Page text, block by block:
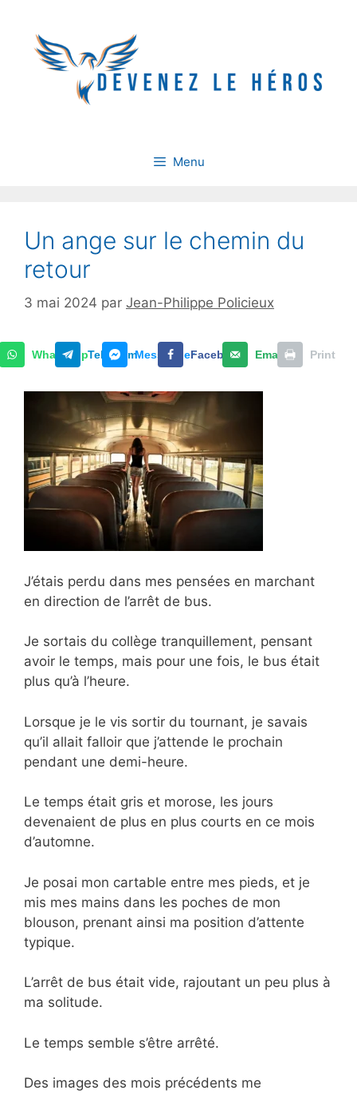
contenu
Menu
Un ange sur le chemin du
retour
3 mai 2024 par Jean-Philippe Policieux
WhatsAppTelegramMessengerFacebook Email Print
J’étais perdu dans mes pensées en marchant
en direction de l’arrêt de bus.
Je sortais du collège tranquillement, pensant
avoir le temps, mais pour une fois, le bus était
plus qu’à l’heure.
Lorsque je le vis sortir du tournant, je savais
qu’il allait falloir que j’attende le prochain
pendant une demi-heure.
Le temps était gris et morose, les jours
devenaient de plus en plus courts en ce mois
d’automne.
Je posai mon cartable entre mes pieds, et je
mis mes mains dans les poches de mon
blouson, prenant ainsi ma position d’attente
typique.
L’arrêt de bus était vide, rajoutant un peu plus à
ma solitude.
Le temps semble s’être arrêté.
Des images des mois précédents me